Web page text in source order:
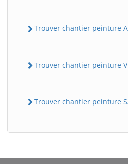
Trouver chantier peinture
Trouver chantier peinture
Trouver chantier peinture
BatiWebPro